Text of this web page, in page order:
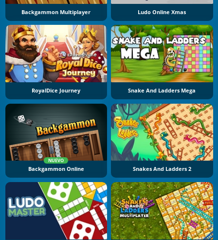
Backgammon Multiplayer Ludo Online Xmas
RoyalDice Journey Snake And Ladders Mega
NUEVO
Backgammon Online Snakes And Ladders 2